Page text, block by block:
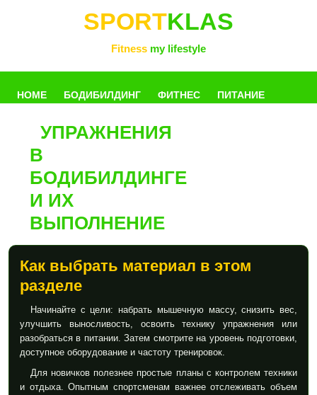
SPORTKLAS
Fitness my lifestyle
HOME БОДИБИЛДИНГ ФИТНЕС ПИТАНИЕ
УПРАЖНЕНИЯ ФОТОГАЛЛЕРЕЯ
УПРАЖНЕНИЯ
В
БОДИБИЛДИНГЕ
И ИХ
ВЫПОЛНЕНИЕ
Как выбрать материал в этом
разделе
Начинайте с цели: набрать мышечную массу, снизить вес,
улучшить выносливость, освоить технику упражнения или
разобраться в питании. Затем смотрите на уровень подготовки,
доступное оборудование и частоту тренировок.
Для новичков полезнее простые планы с контролем техники
и отдыха. Опытным спортсменам важнее отслеживать объем